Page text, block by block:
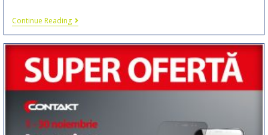
Continue Reading